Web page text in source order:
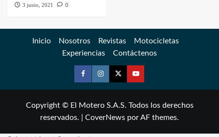
3 junio, 2021 0
Inicio Nosotros Revistas
Motocicletas
Experiencias
Contáctenos
Copyright © El Motero S.A.S. Todos los derechos
reservados.
CoverNews por AF themes.